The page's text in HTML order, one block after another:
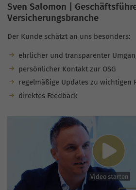
Sven Salomon |
Versicherungsbranche
Der Kunde schätzt an uns besonders:
ehrlicher und transparenter
persönlicher Kontakt zur OSG
regelmäßige Updates zu wichtigen
direktes Feedback